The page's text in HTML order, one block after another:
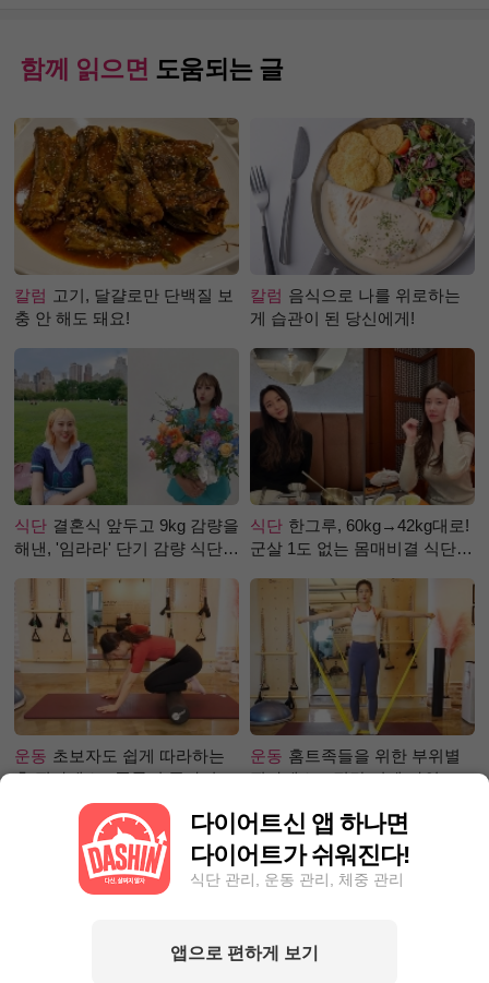
함께 읽으면 도움되는 글
칼럼 고기, 달걀로만 단백질 보
충 안 해도 돼요!
칼럼 음식으로 나를 위로하는
게 습관이 된 당신에게!
식단 결혼식 앞두고 9kg 감량을
해낸, '임라라' 단기 감량 식단
식단 한그루, 60kg→42kg대로!
군살 1도 없는 몸매비결 식단
운동 초보자도 쉽게 따라하는
홈 필라테스 - 폼롤러 종아리 알
운동 홈트족들을 위한 부위별
필라테스 – 직각 어깨 라인 만
다이어트신 앱 하나면
다이어트가 쉬워진다!
식단 관리, 운동 관리, 체중 관리
앱으로 편하게 보기